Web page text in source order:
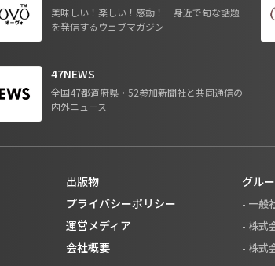
美味しい！楽しい！感動！ 身近で旬な話題
を発信するウェブマガジン
47NEWS
全国47都道府県・52参加新聞社と共同通信の
内外ニュース
出版物
プライバシーポリシー
運営メディア
会社概要
グル
- 一般
- 株式
- 株式